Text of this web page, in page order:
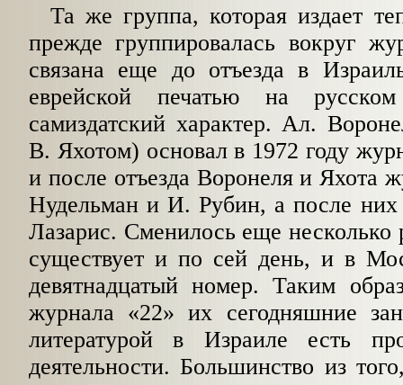
Та же группа, которая издает
прежде группировалась вокруг
связана еще до отъезда в
еврейской печатью на
самиздатский характер. Ал.
В. Яхотом) основал в 1972 году
и после отъезда Воронеля и Яхота
Нудельман и И. Рубин, а после
Лазарис. Смени­лось еще несколько
существует и по сей день, и в
девятнадцатый номер. Таким
журнала «22» их сегодняшние
литературой в Израиле есть
деятельности. Большинство из